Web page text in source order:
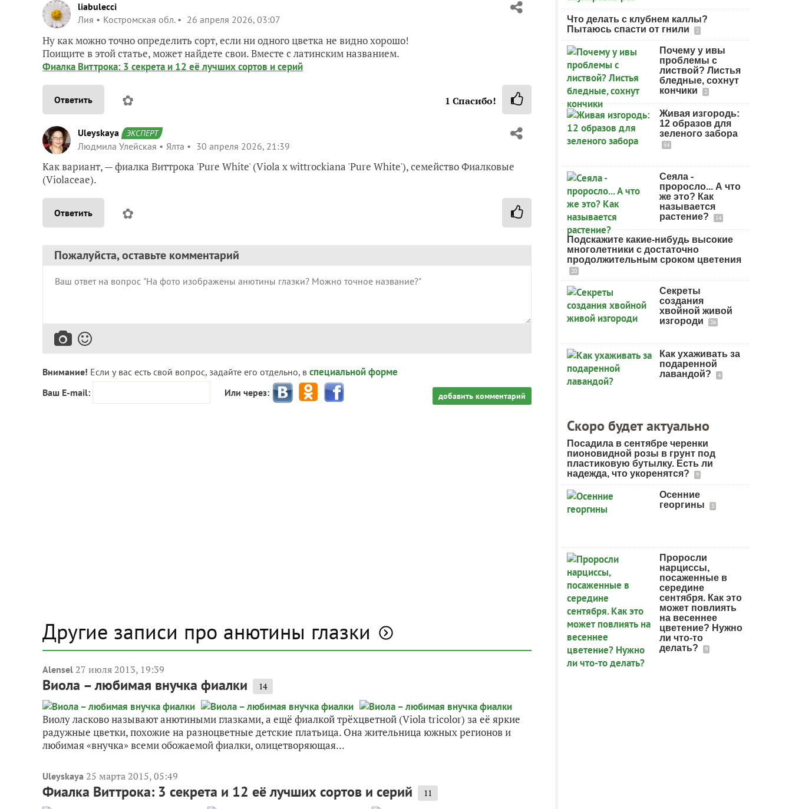
liabulecci
Лия
Костромская обл. 26 апреля 2026, 03:07
Ну как можно точно определить сорт, если ни одного цветка не видно хорошо!
Поищите в этой статье, может найдете свои. Вместе с латинским названием.
Фиалка Виттрока: 3 секрета и 12 её лучших сортов и серий
Ответить ✿ 1 Спасибо!
Uleyskaya ЭКСПЕРТ
Людмила Улейская Ялта 30 апреля 2026, 21:39
Как вариант, — фиалка Виттрока 'Pure White' (Viola x wittrockiana 'Pure White'), семейство Фиалковые
(Violaceae).
Ответить ✿
Пожалуйста, оставьте комментарий
Внимание! Если у вас есть свой вопрос, задайте его отдельно, в специальной форме
Ваш E-mail: Или через: добавить комментарий
Другие записи про анютины глазки
Alensel 27 июля 2013, 19:39
Виола – любимая внучка фиалки 14
Виолу ласково называют анютиными глазками, а ещё фиалкой трёхцветной (Viola tricolor) за её яркие
радужные цветки, похожие на разноцветные детские платьица. Она жительница южных регионов и
любимая «внучка» всеми обожаемой фиалки, олицетворяющая...
Uleyskaya 25 марта 2015, 05:49
Фиалка Виттрока: 3 секрета и 12 её лучших сортов и серий 11
Что делать с клубнем каллы?
Пытаюсь спасти от гнили
2
Почему у ивы
проблемы с
листвой? Листья
бледные, сохнут
кончики
2
Живая изгородь:
12 образов для
зеленого забора
54
Сеяла -
проросло... А что
же это? Как
называется
растение?
14
Подскажите какие-нибудь высокие
многолетники с достаточно
продолжительным сроком цветения
20
Секреты
создания
хвойной живой
изгороди
26
Как ухаживать за
подаренной
лавандой?
4
Скоро будет актуально
Посадила в сентябре черенки
пионовидной розы в грунт под
пластиковую бутылку. Есть ли
надежда, что укоренятся?
9
Осенние
георгины
3
Проросли
нарциссы,
посаженные в
середине
сентября. Как это
может повлиять
на весеннее
цветение? Нужно
ли что-то
делать?
9